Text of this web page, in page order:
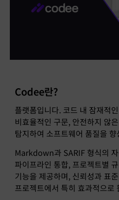
Codee란?
플랫폼입니다. 코드 내 잠재적
비효율적인 구문, 안전하지 않
탐지하여 소프트웨어 품질을
Markdown과 SARIF 형식의
파이프라인 통합, 프로젝트별
기능을 제공하며, 신뢰성과 표
프로젝트에서 특히 효과적으로